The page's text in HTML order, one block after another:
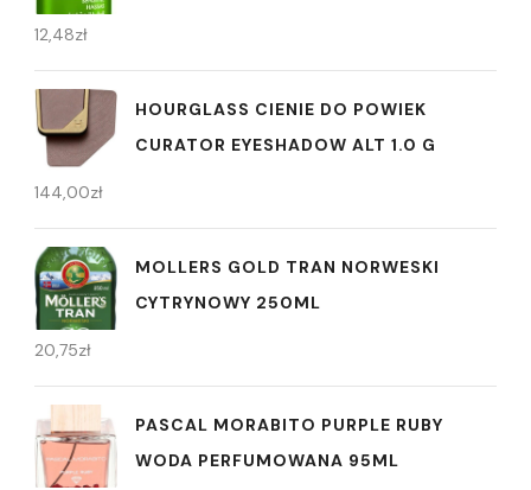
12,48zł
HOURGLASS CIENIE DO POWIEK
CURATOR EYESHADOW ALT 1.0 G
144,00zł
MOLLERS GOLD TRAN NORWESKI
CYTRYNOWY 250ML
20,75zł
PASCAL MORABITO PURPLE RUBY
WODA PERFUMOWANA 95ML